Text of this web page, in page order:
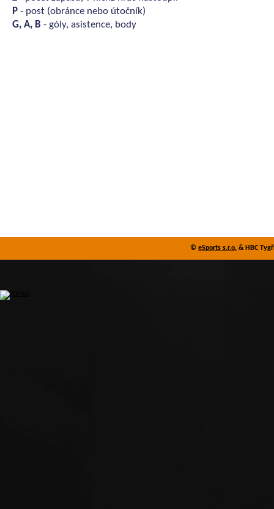
P - post (obránce nebo útočník)
G, A, B - góly, asistence, body
© eSports s.r.o. & HBC